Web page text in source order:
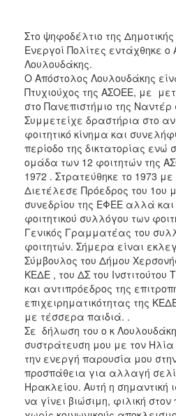
ΠΟΛΗΣτο ψηφοδέλτιο της
Ενεργοί Πολίτες εντάχθηκε ο
Λουλουδάκης.
Ο Απόστολος Λουλουδάκης
Πτυχιούχος της ΑΣΟΕΕ, με
στο Πανεπιστήμιο της Ναντέρ
Συμμετείχε δραστήρια στο
φοιτητικό κίνημα και
περίοδο της δικτατορίας ενώ
ομάδα των 12 φοιτητών της
1972 . Στρατεύθηκε το 1973
Διετέλεσε Πρόεδρος του 1ου
συνεδρίου της ΕΦΕΕ αλλά
φοιτητικού συλλόγου των
Γενικός Γραμματέας του
φοιτητών. Σήμερα είναι
Σύμβουλος του Δήμου
ΚΕΔΕ , του ΔΣ του Ινστιτούτου
και αντιπρόεδρος της
επιχειρηματικότητας της
με τέσσερα παιδιά. .
Σε δήλωση του ο κ
συστράτευση μου με τον
την ενεργή παρουσία μου
προσπάθεια για αλλαγή
Ηρακλείου. Αυτή η σημαντική
να γίνει βιώσιμη, φιλική